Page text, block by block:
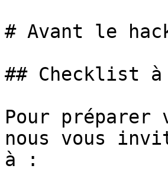
# Avant le
## Checklist
Pour
nous vous
à :